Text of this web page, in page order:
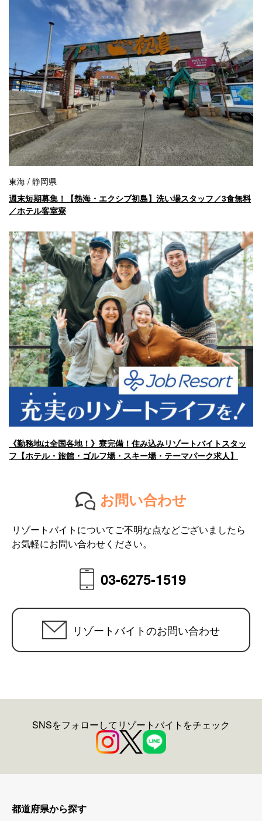
東海 / 静岡県
週末短期募集！【熱海・エクシブ初島】洗い場スタッフ／3食無料
／ホテル客室寮
《勤務地は全国各地！》寮完備！住み込みリゾートバイトスタッ
フ【ホテル・旅館・ゴルフ場・スキー場・テーマパーク求人】
お問い合わせ
リゾートバイトについてご不明な点などございましたら
お気軽にお問い合わせください。
03-6275-1519
リゾートバイトのお問い合わせ
SNSをフォローしてリゾートバイトをチェック
都道府県から探す